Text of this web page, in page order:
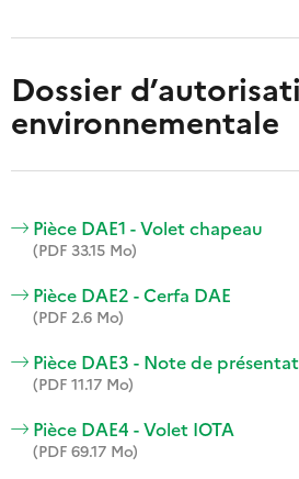
Dossier
environnementale
Pièce DAE1 - Volet chapeau
(PDF 33.15 Mo)
Pièce DAE2 - Cerfa DAE
(PDF 2.6 Mo)
Pièce DAE3 - Note de
(PDF 11.17 Mo)
Pièce DAE4 - Volet IOTA
(PDF 69.17 Mo)